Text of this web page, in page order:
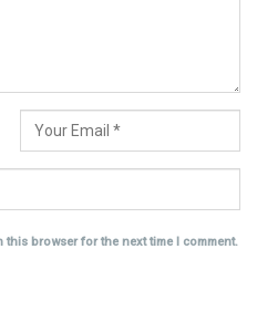
this browser for the next time I comment.